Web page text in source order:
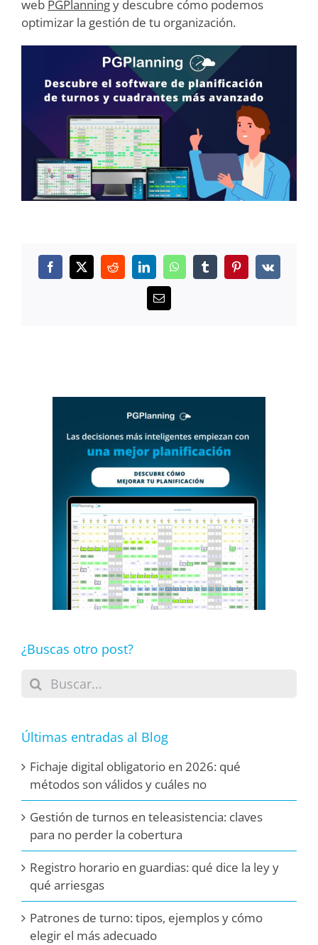
web PGPlanningy descubre cómo podemos
optimizar la gestión de tu organización.
Facebook
X RedditLinkedInWhatsAppTumblrPinterest
Vk
Correo
electrónico
¿Buscas otro post?
Buscar:
Últimas entradas al Blog
Fichaje digital obligatorio en 2026: qué
métodos son válidos y cuáles no
Gestión de turnos en teleasistencia: claves
para no perder la cobertura
Registro horario en guardias: qué dice la ley y
qué arriesgas
Patrones de turno: tipos, ejemplos y cómo
elegir el más adecuado